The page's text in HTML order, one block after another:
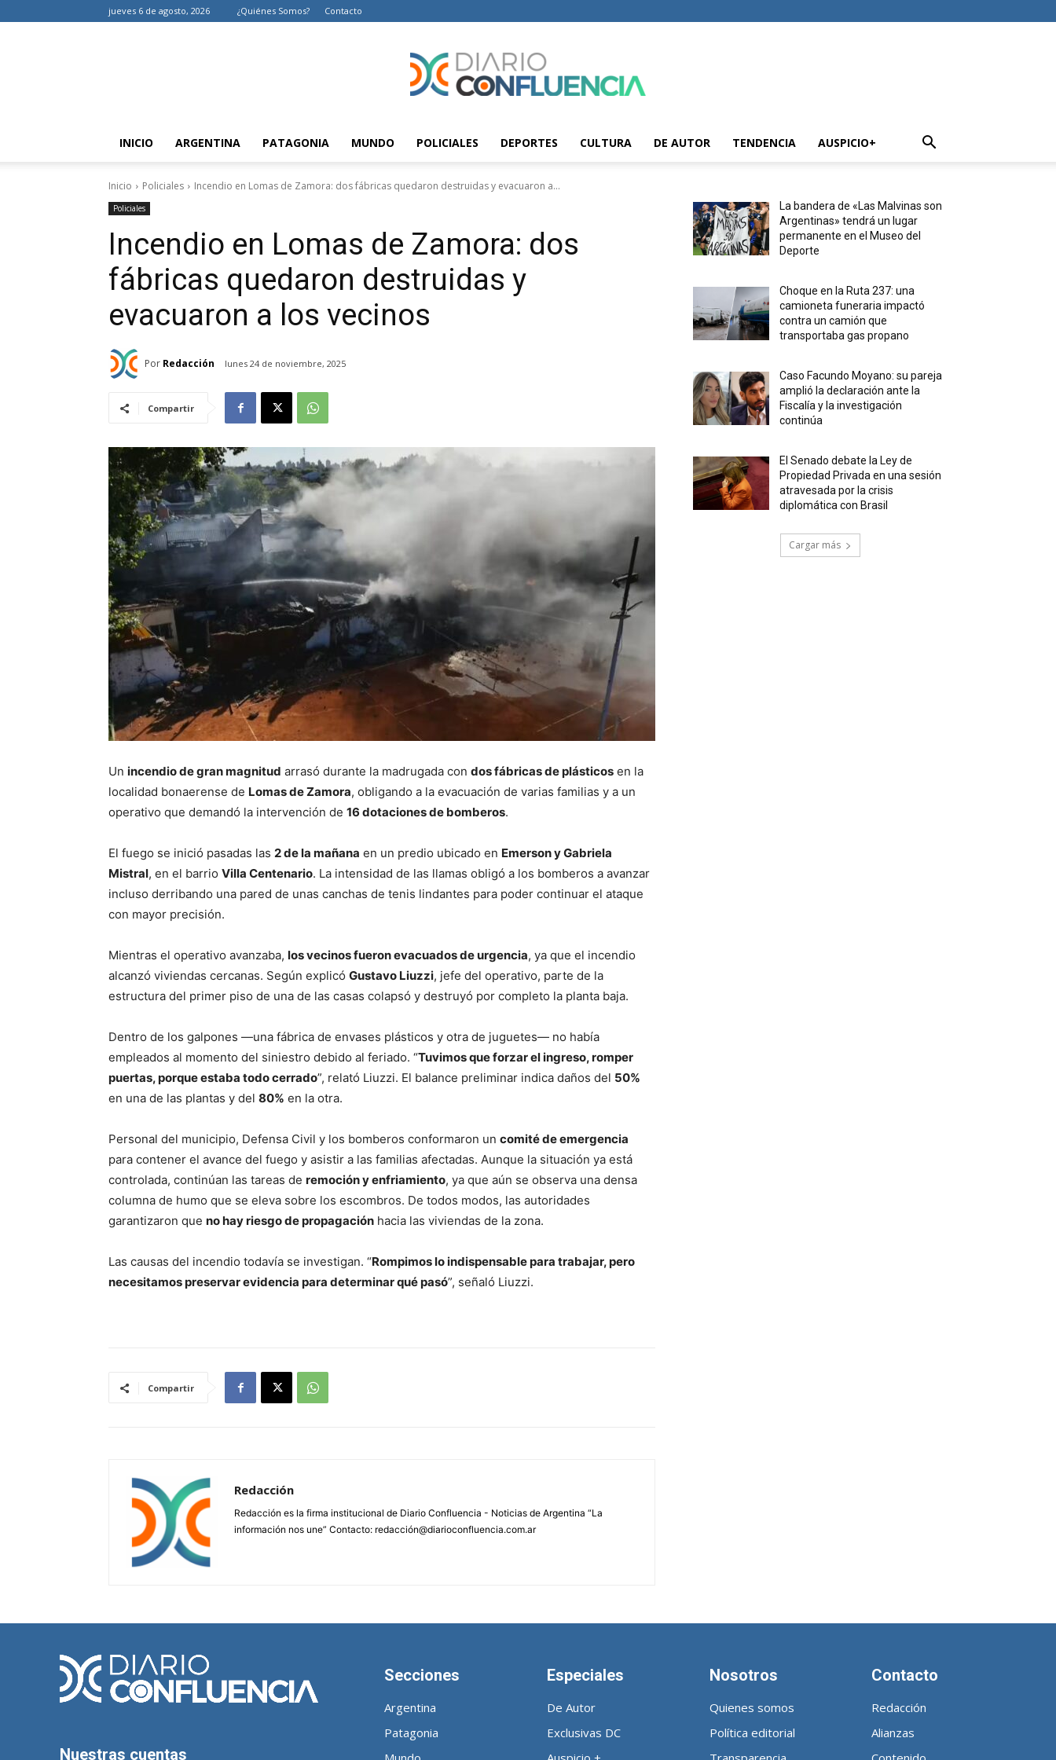
jueves 6 de agosto, 2026 ¿Quiénes Somos? Contacto
Diario
Confluencia
de
Argentina
INICIO ARGENTINA PATAGONIA MUNDO POLICIALES DEPORTES CULTURA DE AUTOR TENDENCIA AUSPICIO+
Inicio Policiales Incendio en Lomas de Zamora: dos fábricas quedaron destruidas y evacuaron a...
Policiales
Incendio en Lomas de Zamora: dos
fábricas quedaron destruidas y
evacuaron a los vecinos
Por Redacción lunes 24 de noviembre, 2025
Compartir
Un incendio de gran magnitud arrasó durante la madrugada con dos fábricas de plásticos en la
localidad bonaerense de Lomas de Zamora, obligando a la evacuación de varias familias y a un
operativo que demandó la intervención de 16 dotaciones de bomberos.
El fuego se inició pasadas las 2 de la mañana en un predio ubicado en Emerson y Gabriela
Mistral, en el barrio Villa Centenario. La intensidad de las llamas obligó a los bomberos a avanzar
incluso derribando una pared de unas canchas de tenis lindantes para poder continuar el ataque
con mayor precisión.
Mientras el operativo avanzaba, los vecinos fueron evacuados de urgencia, ya que el incendio
alcanzó viviendas cercanas. Según explicó Gustavo Liuzzi, jefe del operativo, parte de la
estructura del primer piso de una de las casas colapsó y destruyó por completo la planta baja.
Dentro de los galpones —una fábrica de envases plásticos y otra de juguetes— no había
empleados al momento del siniestro debido al feriado. “Tuvimos que forzar el ingreso, romper
puertas, porque estaba todo cerrado”, relató Liuzzi. El balance preliminar indica daños del 50%
en una de las plantas y del 80% en la otra.
Personal del municipio, Defensa Civil y los bomberos conformaron un comité de emergencia
para contener el avance del fuego y asistir a las familias afectadas. Aunque la situación ya está
controlada, continúan las tareas de remoción y enfriamiento, ya que aún se observa una densa
columna de humo que se eleva sobre los escombros. De todos modos, las autoridades
garantizaron que no hay riesgo de propagación hacia las viviendas de la zona.
Las causas del incendio todavía se investigan. “Rompimos lo indispensable para trabajar, pero
necesitamos preservar evidencia para determinar qué pasó”, señaló Liuzzi.
Compartir
Redacción
Redacción es la firma institucional de Diario Confluencia - Noticias de Argentina “La
información nos une” Contacto: redacción@diarioconfluencia.com.ar
La bandera de «Las Malvinas son
Argentinas» tendrá un lugar
permanente en el Museo del
Deporte
Choque en la Ruta 237: una
camioneta funeraria impactó
contra un camión que
transportaba gas propano
Caso Facundo Moyano: su pareja
amplió la declaración ante la
Fiscalía y la investigación
continúa
El Senado debate la Ley de
Propiedad Privada en una sesión
atravesada por la crisis
diplomática con Brasil
Cargar más
Nuestras cuentas
Secciones
Argentina
Patagonia
Especiales
De Autor
Exclusivas DC
Nosotros
Quienes somos
Política editorial
Contacto
Redacción
Alianzas